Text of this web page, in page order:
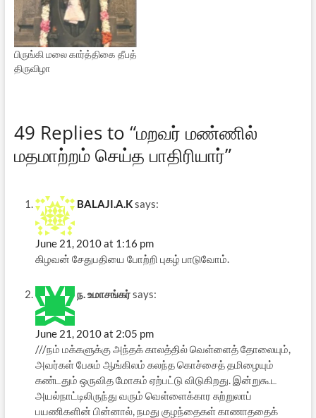
பிருங்கி மலை கார்த்திகை தீபத்
திருவிழா
49 Replies to “மறவர் மண்ணில்
மதமாற்றம் செய்த பாதிரியார்”
BALAJI.A.Ksays:
June 21, 2010 at 1:16 pm
கிழவன் சேதுபதியை போற்றி புகழ் பாடுவோம்.
ந. உமாசங்கர்says:
June 21, 2010 at 2:05 pm
///நம் மக்களுக்கு அந்தக் காலத்தில் வெள்ளைத் தோலையும்,
அவர்கள் பேசும் ஆங்கிலம் கலந்த கொச்சைத் தமிழையும்
கண்டதும் ஒருவித மோகம் ஏற்பட்டு விடுகிறது. இன்றுகூட
அயல்நாட்டிலிருந்து வரும் வெள்ளைக்கார சுற்றுலாப்
பயணிகளின் பின்னால், நமது குழந்தைகள் காணாததைக்